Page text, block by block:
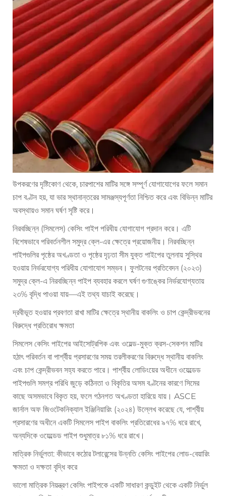
উপকরণের দৃষ্টিকোণ থেকে, চারপাশের মাটির সঙ্গে সম্পূর্ণ যোগাযোগের ফলে সমান
চাপ বণ্টন হয়, যা ভার স্থানান্তরের সামঞ্জস্যপূর্ণতা নিশ্চিত করে এবং বিভিন্ন মাটির
অবস্থায়ও সমান ঘর্ষণ সৃষ্টি করে।
নিরবচ্ছিন্ন (সিমলেস) কেসিং পাইপ পরিধীয় যোগাযোগ প্রদান করে। এটি
বিশেষভাবে পরিবর্তনশীল সমুদ্র ক্লে-এর ক্ষেত্রে প্রয়োজনীয়। নিরবচ্ছিন্ন
পাইপগুলির পৃষ্ঠের অখণ্ডতা ও পৃষ্ঠের দৃঢ়তা সীম যুক্ত পাইপের তুলনায় সুস্থির
হওয়ায় নির্ভরযোগ্য পরিধীয় যোগাযোগ সম্ভব। ফুলটনের প্রতিবেদন (২০২৩)
সমুদ্র ক্লে-এ নিরবচ্ছিন্ন পাইপ ব্যবহার করলে ঘর্ষণ গুণাঙ্কের নির্ভরযোগ্যতায়
২৩% বৃদ্ধি পাওয়া যায়—এই তথ্য যাচাই করেছে।
দ্রবীভূত হওয়ার প্রবণতা রাখা মাটির ক্ষেত্রে স্থানীয় বাকলিং ও চাপ কেন্দ্রীভবনের
বিরুদ্ধে প্রতিরোধ ক্ষমতা
সিমলেস কেসিং পাইপের আইসোট্রপিক এবং ওয়েল্ড-মুক্ত ক্রস-সেকশন মাটির
হঠাৎ পরিবর্তন বা পার্শ্বীয় প্রসারণের সময় তরলীকরণের বিরুদ্ধে স্থানীয় বাকলিং
এবং চাপ কেন্দ্রীভবন সহ্য করতে পারে। পার্শ্বীয় লোডিংয়ের অধীনে ওয়েল্ডেড
পাইপগুলি সমগ্র পরিধি জুড়ে কঠিনতা ও বিকৃতির অসম বণ্টনের কারণে সিমের
কাছে অসমভাবে বিকৃত হয়, ফলে গঠনগত অখণ্ডতা হারিয়ে যায়। ASCE
জার্নাল অফ জিওটেকনিক্যাল ইঞ্জিনিয়ারিং (২০২৪) উল্লেখ করেছে যে, পার্শ্বীয়
প্রসারণের অধীনে একটি সিমলেস পাইপ বাকলিং প্রতিরোধের ৯৭% ধরে রাখে,
অন্যদিকে ওয়েল্ডেড পাইপ শুধুমাত্র ৮১% ধরে রাখে।
মাত্রিক নির্ভুলতা: কীভাবে কঠোর টলারেন্সের উন্নতি কেসিং পাইপের লোড-বেয়ারিং
ক্ষমতা ও দক্ষতা বৃদ্ধি করে
ভালো মাত্রিক নিয়ন্ত্রণ কেসিং পাইপকে একটি সাধারণ কন্ডুইট থেকে একটি নির্ভুল